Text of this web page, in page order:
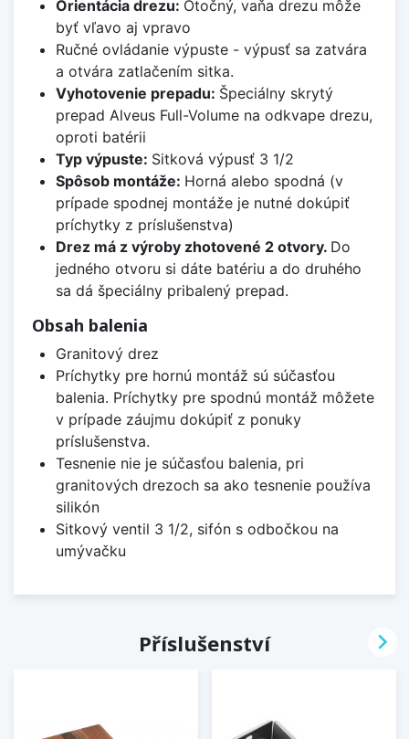
Orientácia drezu: Otočný, vaňa drezu môže
byť vľavo aj vpravo
Ručné ovládanie výpuste - výpusť sa zatvára
a otvára zatlačením sitka.
Vyhotovenie prepadu: Špeciálny skrytý
prepad Alveus Full-Volume na odkvape drezu,
oproti batérii
Typ výpuste: Sitková výpusť 3 1/2
Spôsob montáže: Horná alebo spodná (v
prípade spodnej montáže je nutné dokúpiť
príchytky z príslušenstva)
Drez má z výroby zhotovené 2 otvory. Do
jedného otvoru si dáte batériu a do druhého
sa dá špeciálny pribalený prepad.
Obsah balenia
Granitový drez
Príchytky pre hornú montáž sú súčasťou
balenia. Príchytky pre spodnú montáž môžete
v prípade záujmu dokúpiť z ponuky
príslušenstva.
Tesnenie nie je súčasťou balenia, pri
granitových drezoch sa ako tesnenie používa
silikón
Sitkový ventil 3 1/2, sifón s odbočkou na
umývačku
Příslušenství 